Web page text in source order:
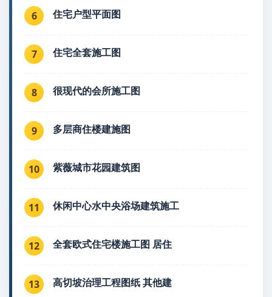
6 住宅户型平面图
7 住宅全套施工图
8 很现代的会所施工图
9 多层商住楼建施图
10 紫薇城市花园建筑图
11 休闲中心水中央浴场建筑施工
12 全套欧式住宅楼施工图 居住
13 高切坡治理工程图纸 其他建